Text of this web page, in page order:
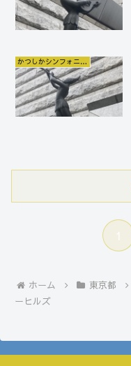
かつしかシンフォニーヒルズ
1
ホーム 東京都
ーヒルズ